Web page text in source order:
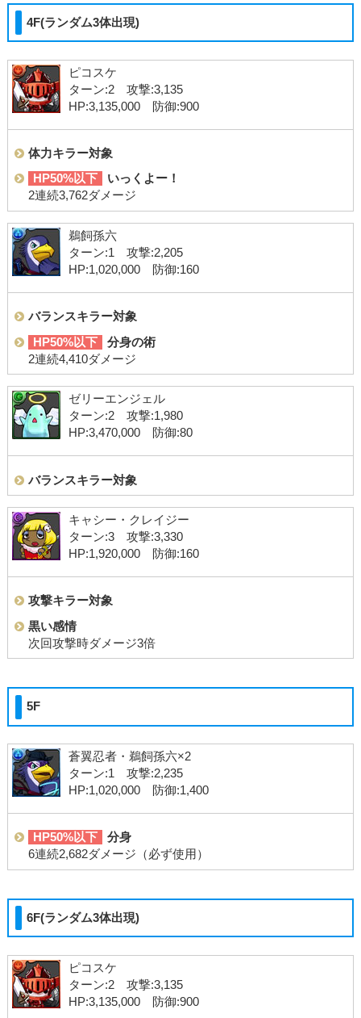
4F(ランダム3体出現)
ピコスケ
ターン:2 攻撃:3,135
HP:3,135,000 防御:900
体力キラー対象
HP50%以下
いっくよー！
2連続3,762ダメージ
鵜飼孫六
ターン:1 攻撃:2,205
HP:1,020,000 防御:160
バランスキラー対象
HP50%以下
分身の術
2連続4,410ダメージ
ゼリーエンジェル
ターン:2 攻撃:1,980
HP:3,470,000 防御:80
バランスキラー対象
キャシー・クレイジー
ターン:3 攻撃:3,330
HP:1,920,000 防御:160
攻撃キラー対象
黒い感情
次回攻撃時ダメージ3倍
5F
蒼翼忍者・鵜飼孫六×2
ターン:1 攻撃:2,235
HP:1,020,000 防御:1,400
HP50%以下
分身
6連続2,682ダメージ（必ず使用）
6F(ランダム3体出現)
ピコスケ
ターン:2 攻撃:3,135
HP:3,135,000 防御:900